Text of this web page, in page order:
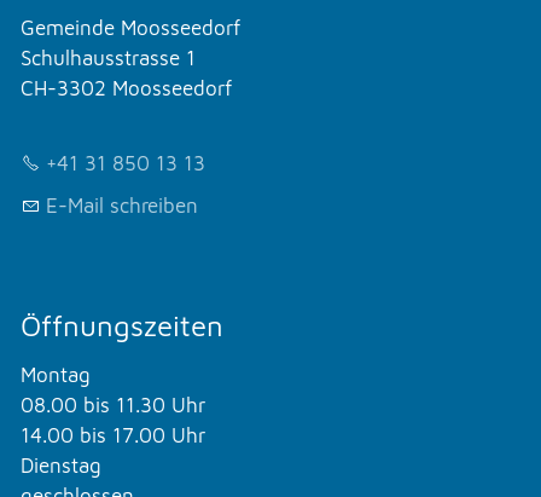
Gemeinde Moosseedorf
Schulhausstrasse 1
CH-3302 Moosseedorf
+41 31 850 13 13
E-Mail schreiben
Öffnungszeiten
Montag
08.00 bis 11.30 Uhr
14.00 bis 17.00 Uhr
Dienstag